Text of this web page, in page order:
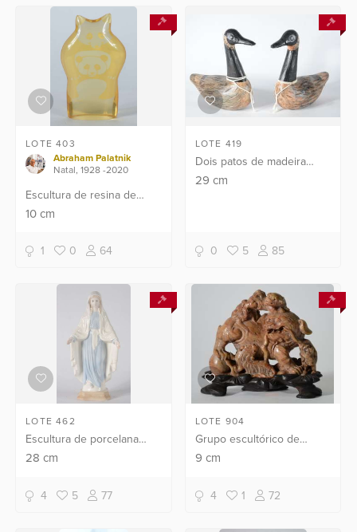
LOTE 403
Abraham Palatnik
Natal, 1928 -2020
Escultura de resina de
poliéster representando
10cm
1 0 64
LOTE 419
Dois patos de madeira
policromada.
29 cm
0 5 85
LOTE 462
Escultura de porcelana
policromada
Senhora da Conceição.
28cm
4 5 77
LOTE 904
Grupo escultórico de
pedra dura chinesa
9 cm
4 1 72